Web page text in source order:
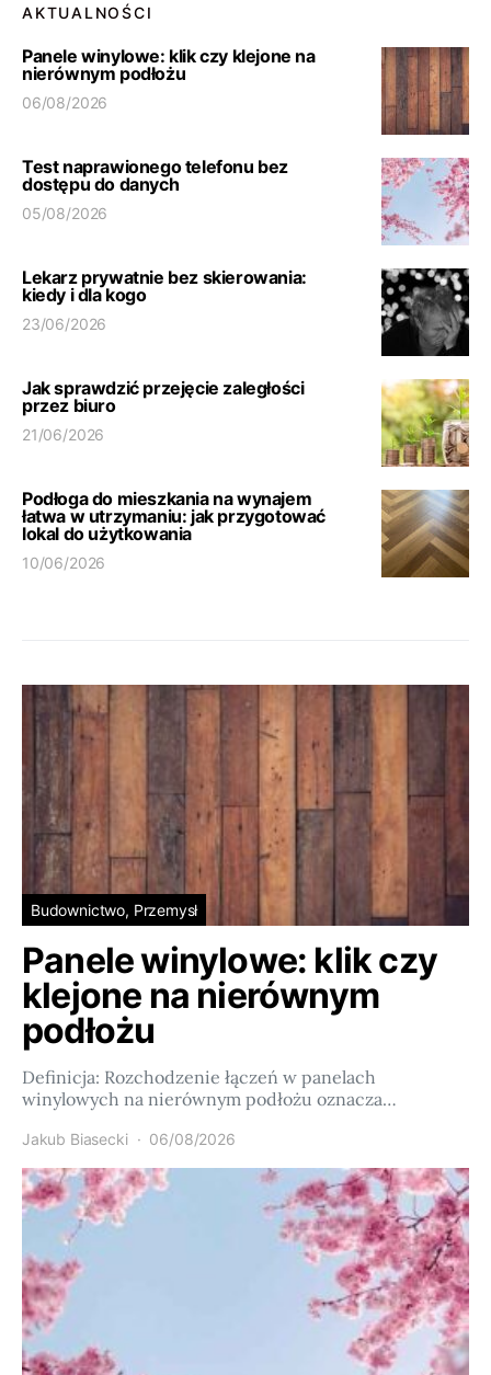
AKTUALNOŚCI
Panele winylowe: klik czy klejone na
nierównym podłożu
06/08/2026
Test naprawionego telefonu bez
dostępu do danych
05/08/2026
Lekarz prywatnie bez skierowania:
kiedy i dla kogo
23/06/2026
Jak sprawdzić przejęcie zaległości
przez biuro
21/06/2026
Podłoga do mieszkania na wynajem
łatwa w utrzymaniu: jak przygotować
lokal do użytkowania
10/06/2026
Budownictwo, Przemysł
Panele winylowe: klik czy
klejone na nierównym
podłożu
Definicja: Rozchodzenie łączeń w panelach
winylowych na nierównym podłożu oznacza…
Jakub Biasecki 06/08/2026